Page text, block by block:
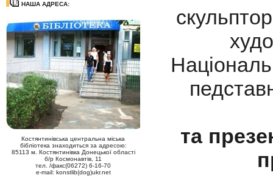
НАША АДРЕСА:
Костянтинівська центральна міська
бібліотека знаходиться за адресою:
85113 м. Костянтинівка Донецької області
б/р Космонавтів, 11
тел. /факс(06272) 6-16-70
e-mail: konstlib(dog)ukr.net
та